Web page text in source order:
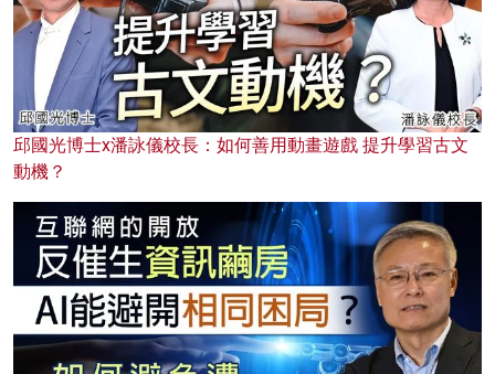
邱國光博士x潘詠儀校長：如何善用動畫遊戲 提升學習古文
動機？